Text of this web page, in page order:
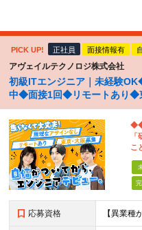
PICK UP! 正社員 面接情報有
アヴェイルテクノロジ株式会社
初級ITエンジニア｜未経験
中◆面接1回◆リモートあり◆
◆◆
こ
応募資格